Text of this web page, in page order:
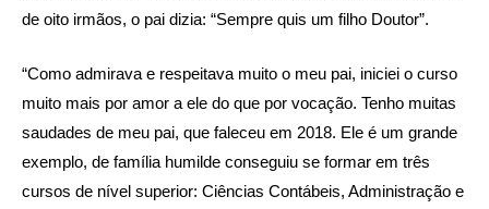
de oito irmãos, o pai dizia: “Sempre quis um filho Doutor”.
“Como admirava e respeitava muito o meu pai, iniciei o curso
muito mais por amor a ele do que por vocação. Tenho muitas
saudades de meu pai, que faleceu em 2018. Ele é um grande
exemplo, de família humilde conseguiu se formar em três
cursos de nível superior: Ciências Contábeis, Administração e